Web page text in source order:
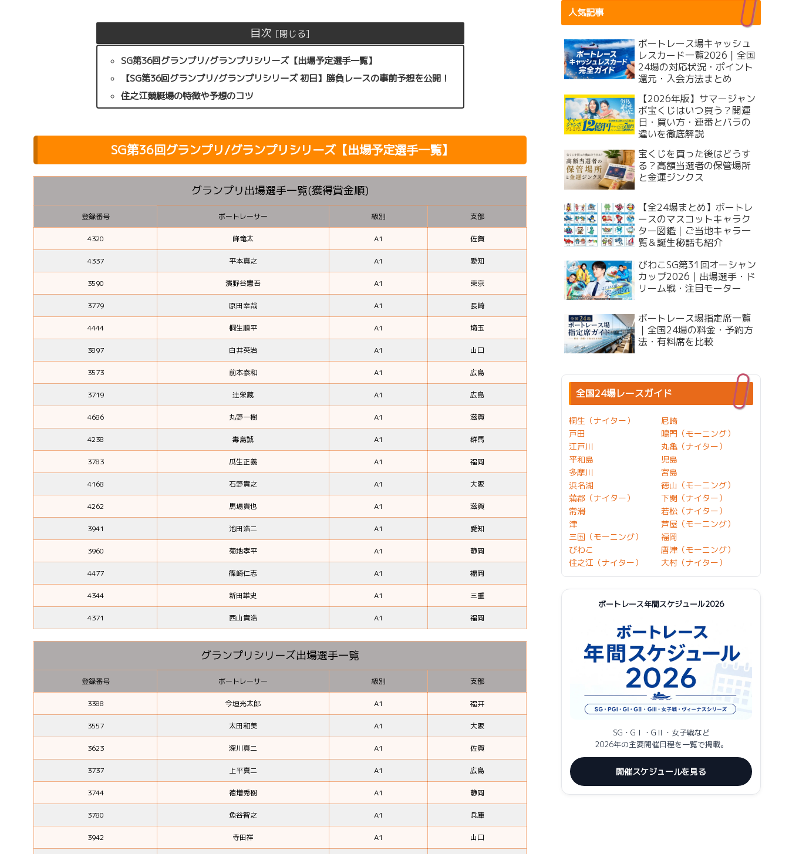
目次
SG第36回グランプリ/グランプリシリーズ【出場予定選手一覧】
【SG第36回グランプリ/グランプリシリーズ 初日】勝負レースの事前予想を公開！
住之江競艇場の特徴や予想のコツ
SG第36回グランプリ/グランプリシリーズ【出場予定選手一覧】
グランプリ出場選手一覧(獲得賞金順)
登録番号 ボートレーサー 級別 支部
4320 峰竜太 A1 佐賀
4337 平本真之 A1 愛知
3590 濱野谷憲吾 A1 東京
3779 原田幸哉 A1 長崎
4444 桐生順平 A1 埼玉
3897 白井英治 A1 山口
3573 前本泰和 A1 広島
3719 辻栄蔵 A1 広島
4686 丸野一樹 A1 滋賀
4238 毒島誠 A1 群馬
3783 瓜生正義 A1 福岡
4168 石野貴之 A1 大阪
4262 馬場貴也 A1 滋賀
3941 池田浩二 A1 愛知
3960 菊地孝平 A1 静岡
4477 篠崎仁志 A1 福岡
4344 新田雄史 A1 三重
4371 西山貴浩 A1 福岡
グランプリシリーズ出場選手一覧
登録番号 ボートレーサー 級別 支部
3388 今垣光太郎 A1 福井
3557 太田和美 A1 大阪
3623 深川真二 A1 佐賀
3737 上平真二 A1 広島
3744 徳増秀樹 A1 静岡
3780 魚谷智之 A1 兵庫
3942 寺田祥 A1 山口
人気記事
ボートレース場キャッシュ
レスカード一覧2026｜全国
24場の対応状況・ポイント
還元・入会方法まとめ
【2026年版】サマージャン
ボ宝くじはいつ買う？開運
日・買い方・連番とバラの
違いを徹底解説
宝くじを買った後はどうす
る？高額当選者の保管場所
と金運ジンクス
【全24場まとめ】ボートレ
ースのマスコットキャラク
ター図鑑｜ご当地キャラ一
覧＆誕生秘話も紹介
びわこSG第31回オーシャン
カップ2026｜出場選手・ド
リーム戦・注目モーター
ボートレース場指定席一覧
｜全国24場の料金・予約方
法・有料席を比較
全国24場レースガイド
桐生（ナイター）
戸田
江戸川
平和島
多摩川
浜名湖
蒲郡（ナイター）
常滑
津
三国（モーニング）
びわこ
住之江（ナイター）
尼崎
鳴門（モーニング）
丸亀（ナイター）
児島
宮島
徳山（モーニング）
下関（ナイター）
若松（ナイター）
芦屋（モーニング）
福岡
唐津（モーニング）
大村（ナイター）
ボートレース年間スケジュール2026
SG・GⅠ・GⅡ・女子戦など
2026年の主要開催日程を一覧で掲載。
開催スケジュールを見る